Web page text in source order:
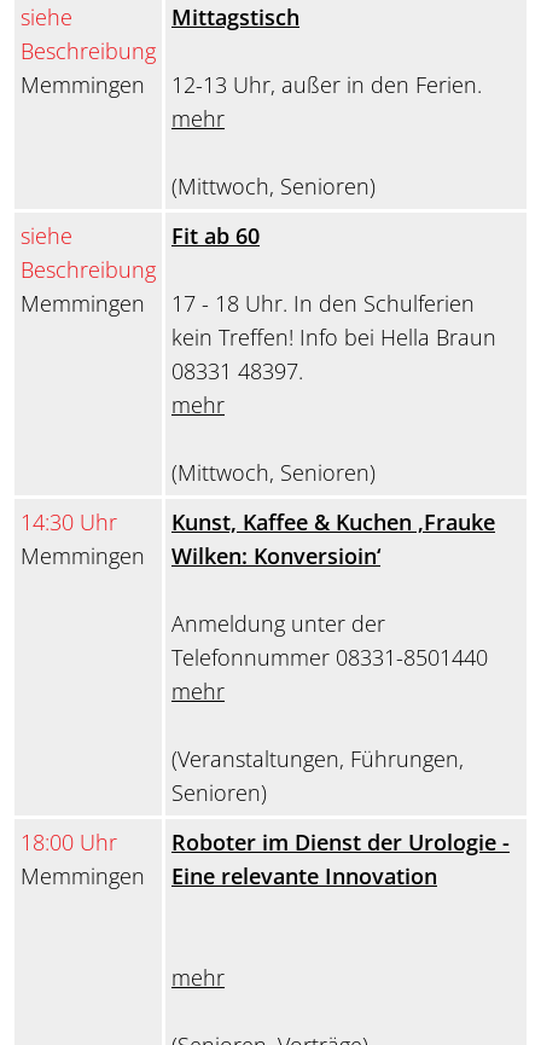
siehe
Beschreibung
Memmingen
Mittagstisch
12-13 Uhr, außer in den Ferien.
mehr
(Mittwoch, Senioren)
siehe
Beschreibung
Memmingen
Fit ab 60
17 - 18 Uhr. In den Schulferien
kein Treffen! Info bei Hella Braun
08331 48397.
mehr
(Mittwoch, Senioren)
14:30 Uhr
Memmingen
Kunst, Kaffee & Kuchen ‚Frauke
Wilken: Konversioin‘
Anmeldung unter der
Telefonnummer 08331-8501440
mehr
(Veranstaltungen, Führungen,
Senioren)
18:00 Uhr
Memmingen
Roboter im Dienst der Urologie -
Eine relevante Innovation
mehr